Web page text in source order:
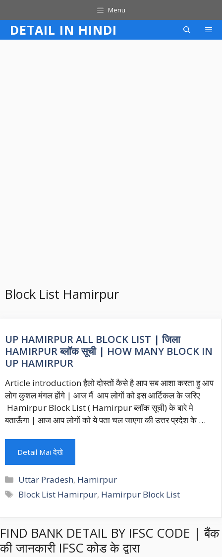
to
content
Menu
DETAIL IN HINDI
Block List Hamirpur
UP HAMIRPUR ALL BLOCK LIST | जिला
HAMIRPUR ब्लॉक सूची | HOW MANY BLOCK IN
UP HAMIRPUR
Article introduction हैलो दोस्तों कैसे है आप सब आशा करता हु आप
लोग कुशल मंगल होंगे | आज मैं आप लोगों को इस आर्टिकल के जरिए
Hamirpur Block List ( Hamirpur ब्लॉक सूची) के बारे मे
बताऊँगा | आज आप लोगों को ये पता चल जाएगा की उत्तर प्रदेश के …
Detail Mai देखे
Categories
Uttar Pradesh, Hamirpur
Tags
Block List Hamirpur, Hamirpur Block List
FIND BANK DETAIL BY IFSC CODE | बैंक
की जानकारी IFSC कोड के द्वारा